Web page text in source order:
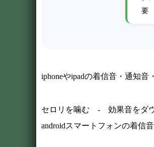
要
iphoneやipadの着信音・通知音
セロリを噛む - 効果音をダウ
androidスマートフォンの着信